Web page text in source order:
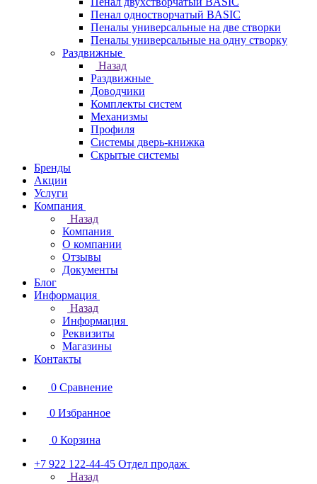
Пенал одностворчатый BASIC
Пеналы универсальные на две створки
Пеналы универсальные на одну створку
Раздвижные
Назад
Раздвижные
Доводчики
Комплекты систем
Механизмы
Профиля
Системы дверь-книжка
Скрытые системы
Бренды
Акции
Услуги
Компания
Назад
Компания
О компании
Отзывы
Документы
Блог
Информация
Назад
Информация
Реквизиты
Магазины
Контакты
0 Сравнение
0 Избранное
0 Корзина
+7 922 122-44-45 Отдел продаж
Назад